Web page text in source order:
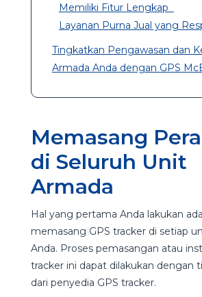
Memiliki Fitur Lengkap
Layanan Purna Jual yang
Tingkatkan Pengawasan dan
Armada Anda dengan GPS
Memasang
di Seluruh Unit
Armada
Hal yang pertama Anda lakukan
memasang GPS tracker di setiap
Anda. Proses pemasangan atau
tracker ini dapat dilakukan dengan
dari penyedia GPS tracker.